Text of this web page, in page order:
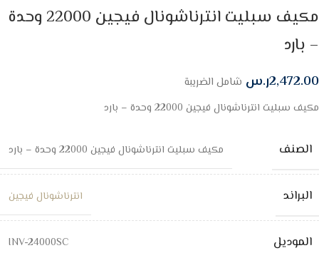
مكيف سبليت انترناشونال فيجين 22000 وحدة
– بارد
2,472.00ر.س شامل الضريبة
مكيف سبليت انترناشونال فيجين 22000 وحدة – بارد
الصنف مكيف سبليت انترناشونال فيجين 22000 وحدة – بارد
البراند انترناشونال فيجين
الموديل INV-24000SC